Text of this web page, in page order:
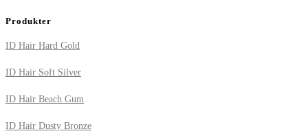
Produkter
ID Hair Hard Gold
ID Hair Soft Silver
ID Hair Beach Gum
ID Hair Dusty Bronze